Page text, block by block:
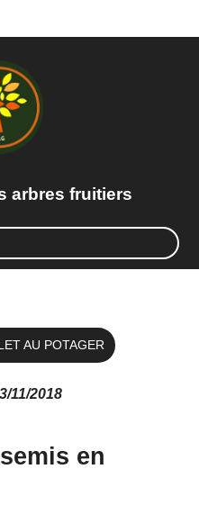
fruitiers
AU POTAGER
11/2018
en